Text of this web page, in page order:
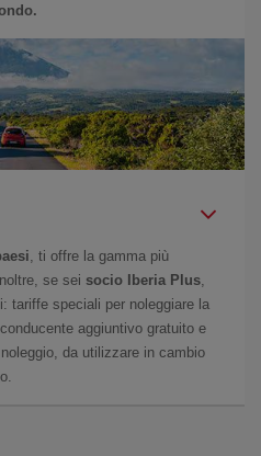
, ti offre la gamma più
se sei socio Iberia Plus
tariffe speciali per noleggiare la
aggiuntivo gratuito e
da utilizzare in cambio